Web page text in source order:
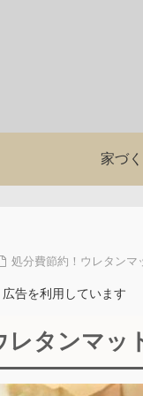
家づ
処分費節約！ウレタンマ
告を利用しています
レタンマッ